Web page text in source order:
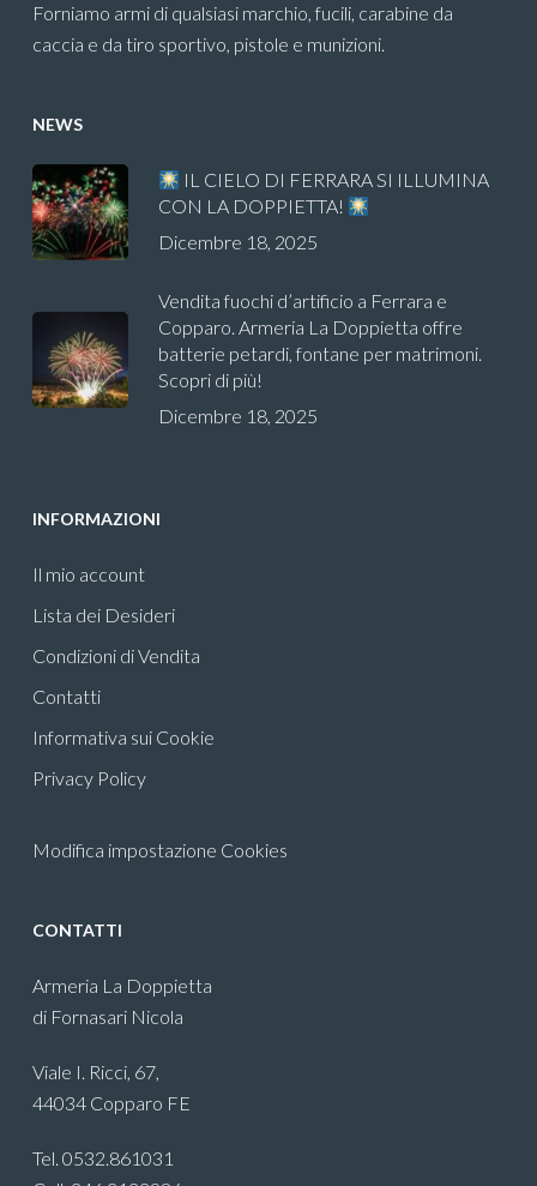
Forniamo armi di qualsiasi marchio, fucili, carabine da
caccia e da tiro sportivo, pistole e munizioni.
NEWS
IL CIELO DI FERRARA SI ILLUMINA
CON LA DOPPIETTA!
Dicembre 18, 2025
Vendita fuochi d’artificio a Ferrara e
Copparo. Armeria La Doppietta offre
batterie petardi, fontane per matrimoni.
Scopri di più!
Dicembre 18, 2025
INFORMAZIONI
Il mio account
Lista dei Desideri
Condizioni di Vendita
Contatti
Informativa sui Cookie
Privacy Policy
Modifica impostazione Cookies
CONTATTI
Armeria La Doppietta
di Fornasari Nicola
Viale I. Ricci, 67,
44034 Copparo FE
Tel. 0532.861031